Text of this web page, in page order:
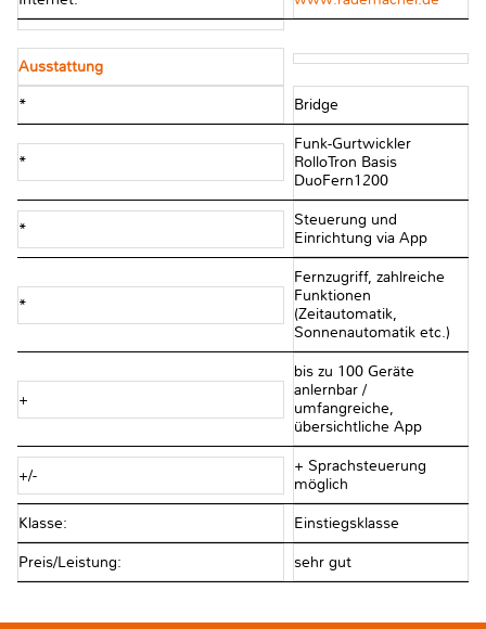
Ausstattung
* Bridge
*
Funk-Gurtwickler
RolloTron Basis
DuoFern1200
*
Steuerung und
Einrichtung via App
*
Fernzugriff, zahlreiche
Funktionen
(Zeitautomatik,
Sonnenautomatik etc.)
+
bis zu 100 Geräte
anlernbar /
umfangreiche,
übersichtliche App
+/-
+ Sprachsteuerung
möglich
Klasse: Einstiegsklasse
Preis/Leistung: sehr gut